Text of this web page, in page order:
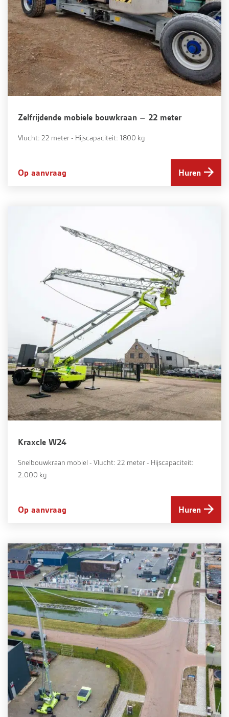
Zelfrijdende mobiele bouwkraan – 22 meter
Vlucht: 22 meter - Hijscapaciteit: 1800 kg
Op aanvraag Huren
Kraxcle W24
Snelbouwkraan mobiel - Vlucht: 22 meter - Hijscapaciteit:
2.000 kg
Op aanvraag Huren